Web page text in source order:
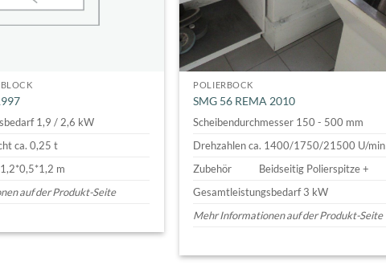
1,9 / 2,6 kW
ca. 0,25 t
m
auf der Produkt-Seite
POLIERBOCK
SMG 56 REMA 2010
Scheibendurchmesser 150 - 500 mm
Drehzahlen ca. 1400/1750/21500 U/min
Zubehör
Beidseitig Polierspitze +
Gesamtleistungsbedarf 3 kW
Mehr Informationen auf der Produkt-Seite